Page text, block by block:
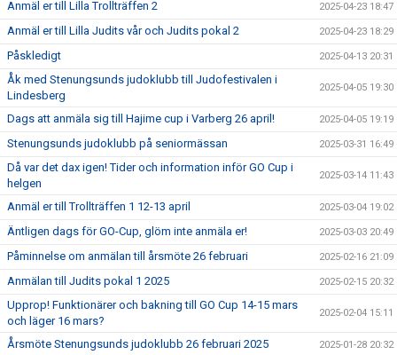
Anmäl er till Lilla Trollträffen 2 2025-04-23 18:47
Anmäl er till Lilla Judits vår och Judits pokal 2 2025-04-23 18:29
Påskledigt 2025-04-13 20:31
Åk med Stenungsunds judoklubb till Judofestivalen i
Lindesberg
2025-04-05 19:30
Dags att anmäla sig till Hajime cup i Varberg 26 april! 2025-04-05 19:19
Stenungsunds judoklubb på seniormässan 2025-03-31 16:49
Då var det dax igen! Tider och information inför GO Cup i
helgen
2025-03-14 11:43
Anmäl er till Trollträffen 1 12-13 april 2025-03-04 19:02
Äntligen dags för GO-Cup, glöm inte anmäla er! 2025-03-03 20:49
Påminnelse om anmälan till årsmöte 26 februari 2025-02-16 21:09
Anmälan till Judits pokal 1 2025 2025-02-15 20:32
Upprop! Funktionärer och bakning till GO Cup 14-15 mars
och läger 16 mars?
2025-02-04 15:11
Årsmöte Stenungsunds judoklubb 26 februari 2025 2025-01-28 20:32